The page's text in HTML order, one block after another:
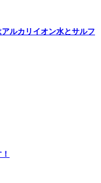
ルカリイオン水とサルフ